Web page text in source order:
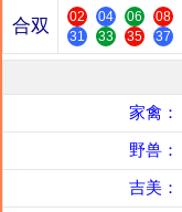
合双 02 04 06 08
31
33 35 37
家禽：
野兽：
吉美：